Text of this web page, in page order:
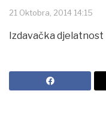
21 Oktobra, 2014 14:15
Izdavačka djelatnost